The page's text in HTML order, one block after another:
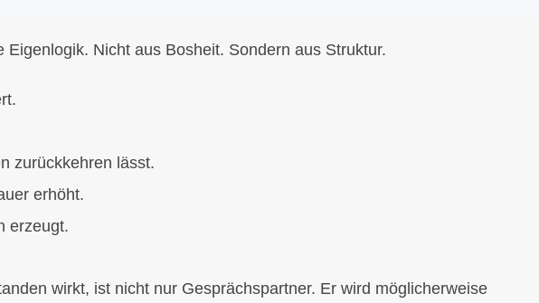
Eigenlogik. Nicht aus Bosheit. Sondern aus Struktur.
zurückkehren lässt.
erhöht.
erzeugt.
wirkt, ist nicht nur Gesprächspartner. Er wird möglicherweise